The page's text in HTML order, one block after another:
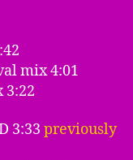
mix 4:01
3:22
3:33 previously